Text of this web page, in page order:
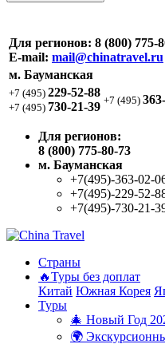
Для регионов: 8 (800) 775-
E-mail: mail@chinatravel.ru
м. Бауманская
+7 (495) 229-52-88
+7 (495) 730-21-39 +7 (495)
Для регионов:
8 (800) 775-80-73
м. Бауманская
+7(495)-363-02-
+7(495)-229-52-
+7(495)-730-21-
Страны
🔥Туры без доплат
Китай Южная Корея
Туры
🎄 Новый Год
🌍